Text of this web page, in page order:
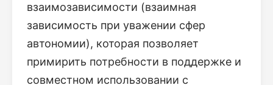
взаимозависимости (взаимная
зависимость при уважении сфер
автономии), которая позволяет
примирить потребности в поддержке и
совместном использовании с